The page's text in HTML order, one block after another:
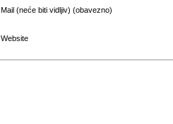
Mail (neće biti vidljiv) (obavezno)
Website